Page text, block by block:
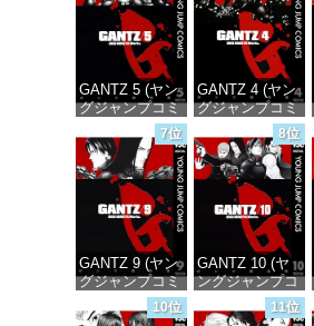
GANTZ 5 (ヤン
グジャンプコミ
ックスDIGITAL)
価格：¥100
GANTZ 4 (ヤン
グジャンプコミ
ックスDIGITAL)
価格：¥100
7位
GANTZ 9 (ヤン
グジャンプコミ
ックスDIGITAL)
8位
GANTZ 10 (ヤ
ングジャンプコ
DIGITAL)
10位 11位